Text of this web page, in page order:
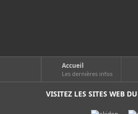
Accueil
Les dernières infos
VISITEZ LES SITES WEB